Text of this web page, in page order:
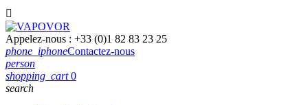

Appelez-nous : +33 (0)1 82 83 23 25
phone_iphoneContactez-nous
person
shopping_cart 0
search